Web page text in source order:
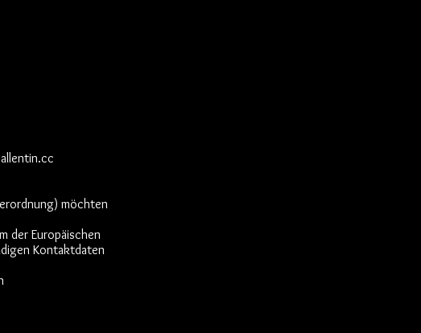
möchten
der Europäischen
Kontaktdaten